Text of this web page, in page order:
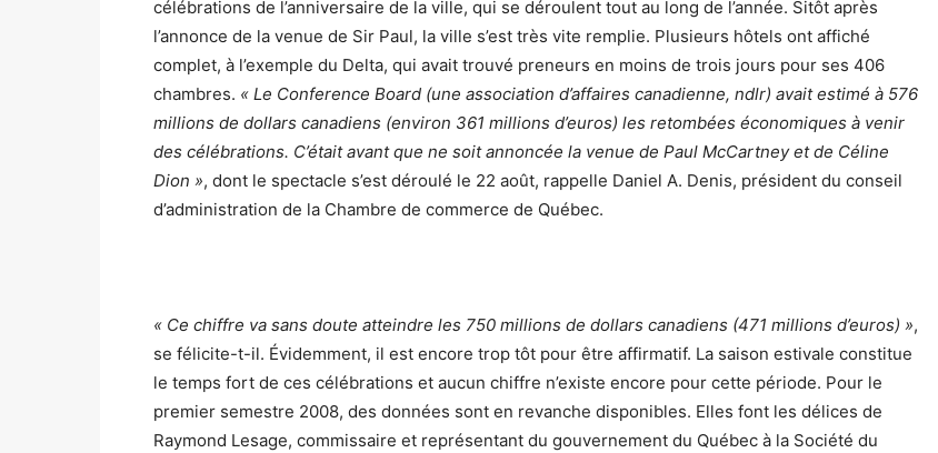
célébrations de l’anniversaire de la ville, qui se déroulent tout au long de l’année. Sitôt après
l’annonce de la venue de Sir Paul, la ville s’est très vite remplie. Plusieurs hôtels ont affiché
complet, à l’exemple du Delta, qui avait trouvé preneurs en moins de trois jours pour ses 406
chambres. « Le Conference Board (une association d’affaires canadienne, ndlr) avait estimé à 576
millions de dollars canadiens (environ 361 millions d’euros) les retombées économiques à venir
des célébrations. C’était avant que ne soit annoncée la venue de Paul McCartney et de Céline
Dion », dont le spectacle s’est déroulé le 22 août, rappelle Daniel A. Denis, président du conseil
d’administration de la Chambre de commerce de Québec.
« Ce chiffre va sans doute atteindre les 750 millions de dollars canadiens (471 millions d’euros) »,
se félicite-t-il. Évidemment, il est encore trop tôt pour être affirmatif. La saison estivale constitue
le temps fort de ces célébrations et aucun chiffre n’existe encore pour cette période. Pour le
premier semestre 2008, des données sont en revanche disponibles. Elles font les délices de
Raymond Lesage, commissaire et représentant du gouvernement du Québec à la Société du